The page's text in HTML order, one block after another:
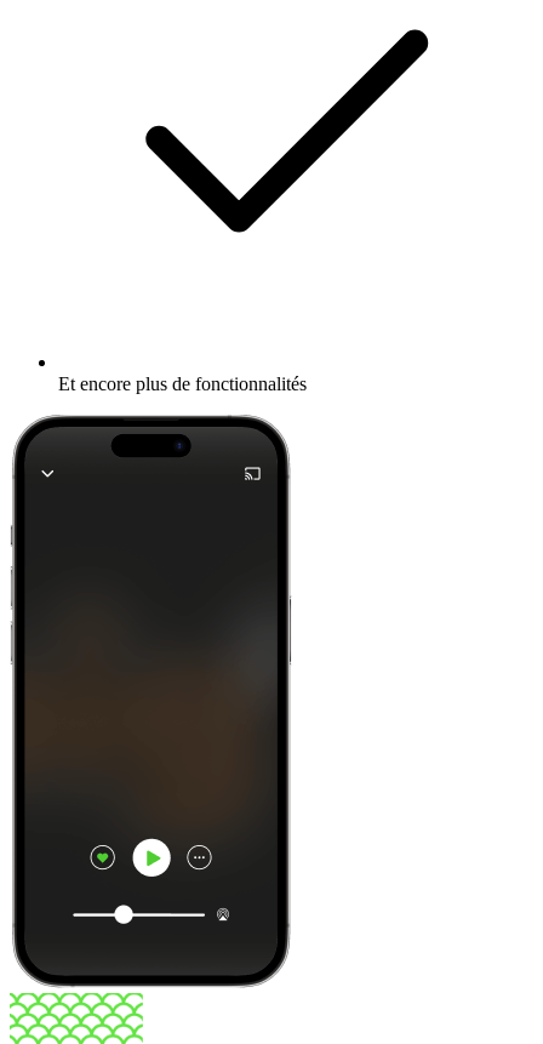
Et encore plus de fonctionnalités